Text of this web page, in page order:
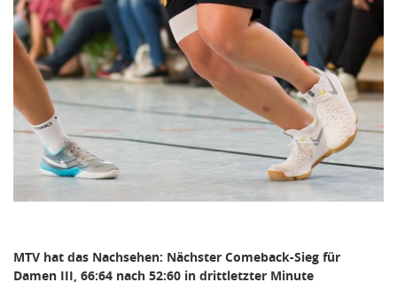
MTV hat das Nachsehen: Nächster Comeback-Sieg für
Damen III, 66:64 nach 52:60 in drittletzter Minute